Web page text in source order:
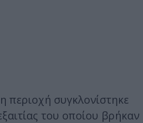
περιοχή συγκλονίστηκε
του οποίου βρήκαν